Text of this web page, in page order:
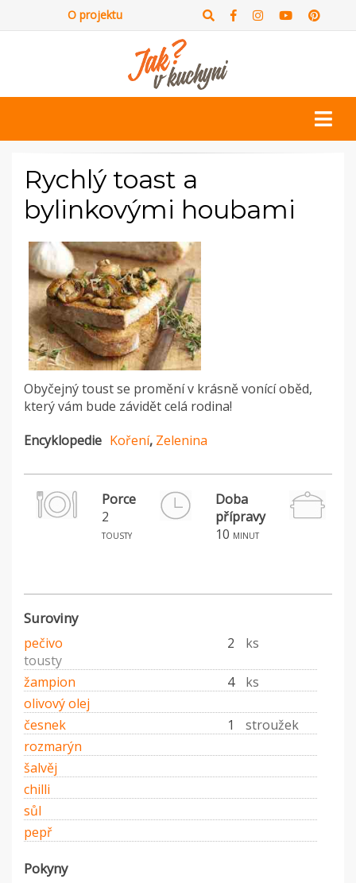
O projektu
Rychlý toast a
bylinkovými houbami
Obyčejný toust se promění v krásně vonící oběd,
který vám bude závidět celá rodina!
Encyklopedie Koření, Zelenina
Porce
2
tousty
Doba
přípravy
10 minut
Suroviny
pečivo 2
ks
tousty
žampion
4
ks
olivový olej
česnek
1
stroužek
rozmarýn
šalvěj
chilli
sůl
pepř
Pokyny